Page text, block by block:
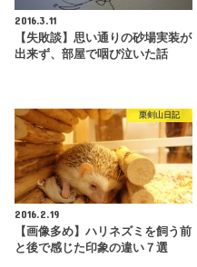
2016.3.11
【失敗談】思い通りの砂場実装が
出来ず、部屋で咽び泣いた話
栗剣山日記
2016.2.19
【画像多め】ハリネズミを飼う前
と後で感じた印象の違い７選